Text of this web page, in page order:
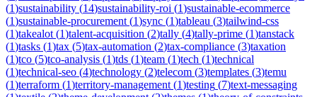
(1)sustainability (14)sustainability-roi (1)sustainable-ecommerce
(1)sustainable-procurement (1)sync (1)tableau (3)tailwind-css
(1)takealot (1)talent-acquisition (2)tally (4)tally-prime (1)tanstack
(1)tasks (1)tax (5)tax-automation (2)tax-compliance (3)taxation
(1)tco (5)tco-analysis (1)tds (1)team (1)tech (1)technical
(1)technical-seo (4)technology (2)telecom (3)templates (3)temu
(1)terraform (1)territory-management (1)testing (7)text-messaging